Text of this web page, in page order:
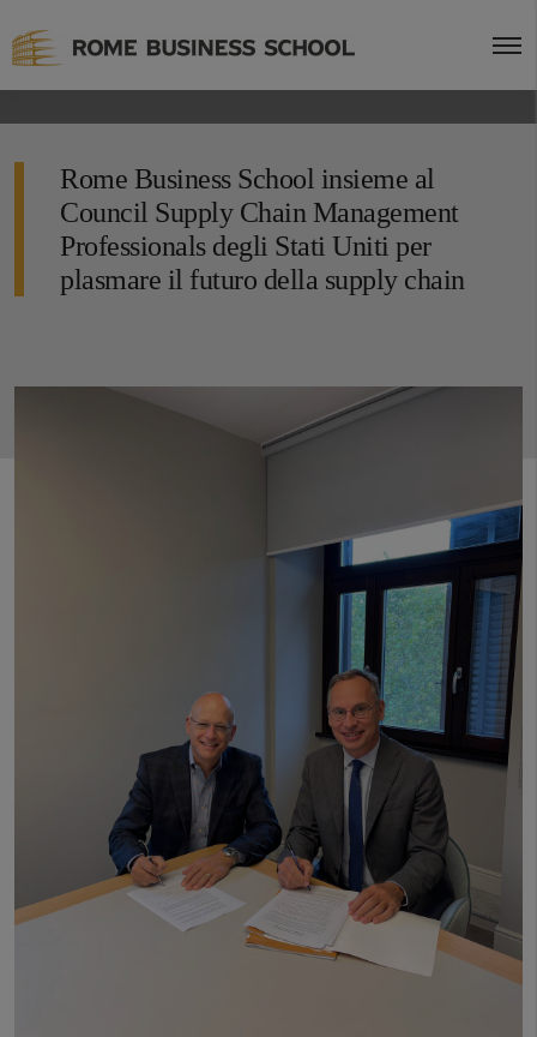
Rome Business School insieme al
Council Supply Chain Management
Professionals degli Stati Uniti per
plasmare il futuro della supply chain